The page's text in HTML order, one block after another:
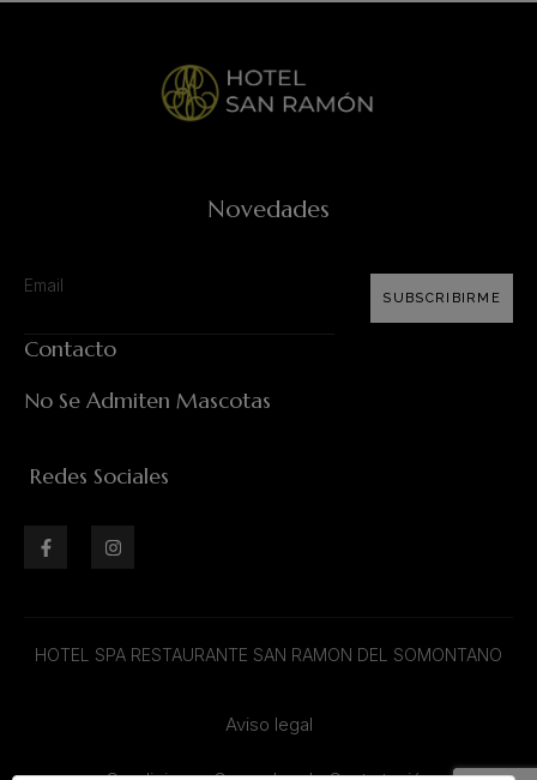
Novedades
SUBSCRIBIRME
Contacto
No Se Admiten Mascotas
Redes Sociales
HOTEL SPA RESTAURANTE SAN RAMON DEL SOMONTANO
Aviso legal